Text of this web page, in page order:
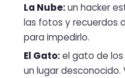
La Nube:un hacker
las fotos y recuerdos
para impedirlo.
El Gato:el gato de
un lugar desconocido.